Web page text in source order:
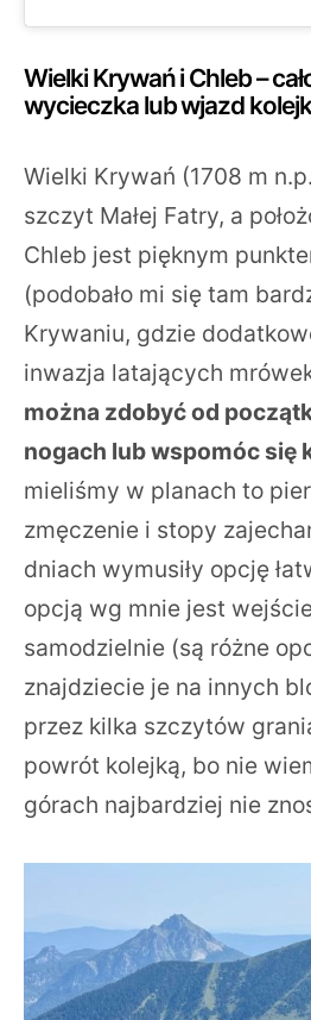
Wielki Krywań i Chleb –
wycieczka lub wjazd
Wielki Krywań (1708 m
szczyt Małej Fatry, a
Chleb jest pięknym
(podobało mi się tam
Krywaniu, gdzie
inwazja latających
można zdobyć od
nogach lub wspomóc się
mieliśmy w planach to
zmęczenie i stopy
dniach wymusiły opcję
opcją wg mnie jest
samodzielnie (są różne
znajdziecie je na innych
przez kilka szczytów
powrót kolejką, bo nie
górach najbardziej nie